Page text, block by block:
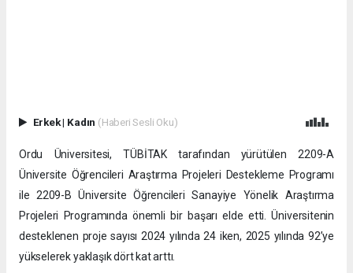
Erkek| Kadın (Haberi Sesli Oku)
Ordu Üniversitesi, TÜBİTAK tarafından yürütülen 2209-A
Üniversite Öğrencileri Araştırma Projeleri Destekleme Programı
ile 2209-B Üniversite Öğrencileri Sanayiye Yönelik Araştırma
Projeleri Programında önemli bir başarı elde etti. Üniversitenin
desteklenen proje sayısı 2024 yılında 24 iken, 2025 yılında 92’ye
yükselerek yaklaşık dört kat arttı.